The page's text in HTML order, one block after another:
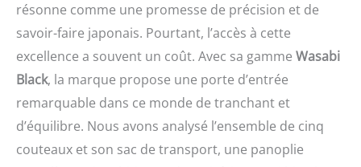
résonne comme une promesse de précision et de
savoir-faire japonais. Pourtant, l’accès à cette
excellence a souvent un coût. Avec sa gamme Wasabi
Black, la marque propose une porte d’entrée
remarquable dans ce monde de tranchant et
d’équilibre. Nous avons analysé l’ensemble de cinq
couteaux et son sac de transport, une panoplie